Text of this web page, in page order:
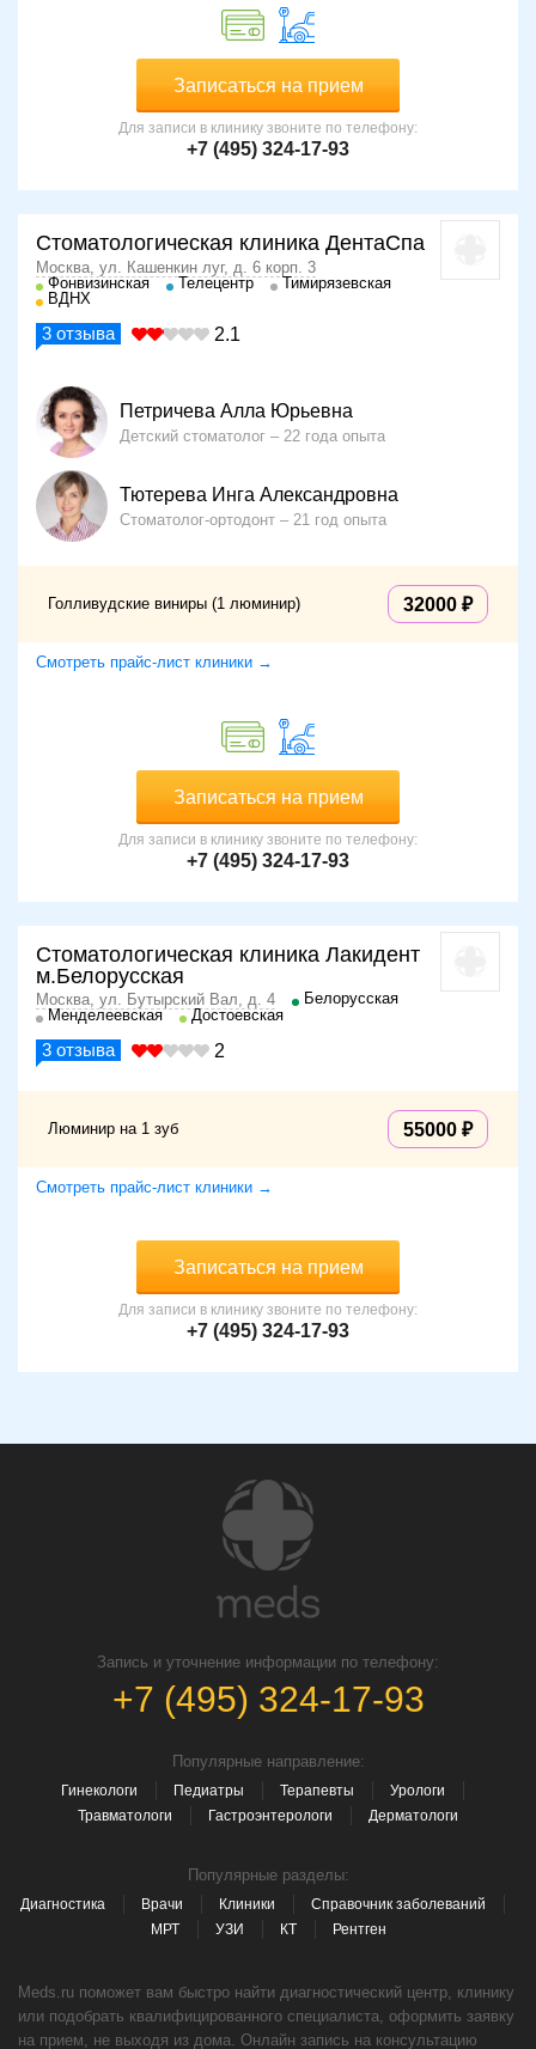
Записаться на прием
Для записи в клинику звоните по телефону:
+7 (495) 324-17-93
Стоматологическая клиника ДентаСпа
Москва, ул. Кашенкин луг, д. 6 корп. 3
Фонвизинская
Телецентр
Тимирязевская
ВДНХ
3 отзыва 2.1
Петричева Алла Юрьевна
Детский стоматолог 22 года опыта
Тютерева Инга Александровна
Стоматолог-ортодонт 21 год опыта
Голливудские виниры (1 люминир) 32000
Смотреть прайс-лист клиники →
Записаться на прием
Для записи в клинику звоните по телефону:
+7 (495) 324-17-93
Стоматологическая клиника Лакидент
м.Белорусская
Москва, ул. Бутырский Вал, д. 4
Белорусская
Менделеевская
Достоевская
3 отзыва 2
Люминир на 1 зуб 55000
Смотреть прайс-лист клиники →
Записаться на прием
Для записи в клинику звоните по телефону:
+7 (495) 324-17-93
Запись и уточнение информации по телефону:
+7 (495) 324-17-93
Популярные направление:
Гинекологи Педиатры Терапевты
Урологи
Травматологи
Гастроэнтерологи Дерматологи
Популярные разделы:
Диагностика Врачи Клиники
Справочник заболеваний
МРТ
УЗИ КТ Рентген
Meds.ru поможет вам быстро найти диагностический центр, клинику
или подобрать квалифицированного специалиста, оформить заявку
на прием, не выходя из дома. Онлайн запись на консультацию